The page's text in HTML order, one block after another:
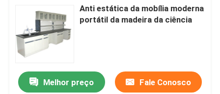
Contatos
Anti estática da mobília moderna
portátil da madeira da ciência
Melhor preço Fale Conosco